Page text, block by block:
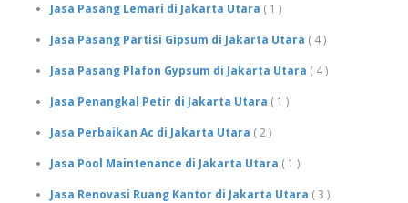
Jasa Pasang Lemari di Jakarta Utara ( 1 )
Jasa Pasang Partisi Gipsum di Jakarta Utara ( 4 )
Jasa Pasang Plafon Gypsum di Jakarta Utara ( 4 )
Jasa Penangkal Petir di Jakarta Utara ( 1 )
Jasa Perbaikan Ac di Jakarta Utara ( 2 )
Jasa Pool Maintenance di Jakarta Utara ( 1 )
Jasa Renovasi Ruang Kantor di Jakarta Utara ( 3 )